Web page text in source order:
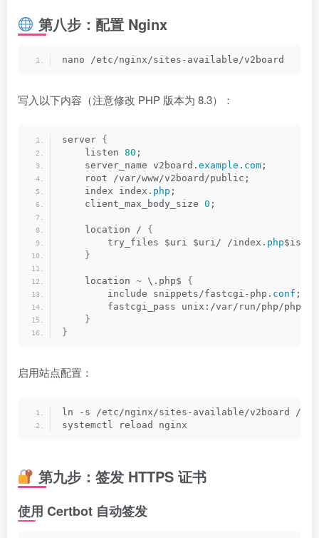
第八步：配置 Nginx
nano /etc/nginx/sites-available/v2board
写入以下内容（注意修改 PHP 版本为 8.3）：
server {
    listen
80 ;
    server_name v2board.
example . com ;
    root /var/www/v2board/public;
    index index.
php ;
    client_max_body_size
0 ;
    location /
{
        try_files $uri $uri/ /index.
php
}
    location
~ \.php$ {
        include snippets/fastcgi-php.
conf ;
        fastcgi_pass unix:/var/run/php/php8.
}
}
启用站点配置：
ln -s /etc/nginx/sites-available/v2board /
systemctl reload nginx
第九步：签发 HTTPS 证书
使用 Certbot 自动签发